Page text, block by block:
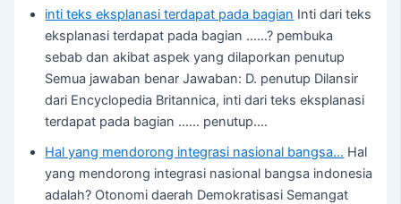
inti teks eksplanasi terdapat pada bagian Inti dari teks
eksplanasi terdapat pada bagian ……? pembuka
sebab dan akibat aspek yang dilaporkan penutup
Semua jawaban benar Jawaban: D. penutup Dilansir
dari Encyclopedia Britannica, inti dari teks eksplanasi
terdapat pada bagian …… penutup.…
Hal yang mendorong integrasi nasional bangsa… Hal
yang mendorong integrasi nasional bangsa indonesia
adalah? Otonomi daerah Demokratisasi Semangat